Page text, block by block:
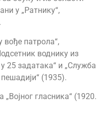
у „Ратнику“,
вође патрола“,
воднику из
25 задатака“ и „Служба
(1935).
„Војног гласника“ (1920.